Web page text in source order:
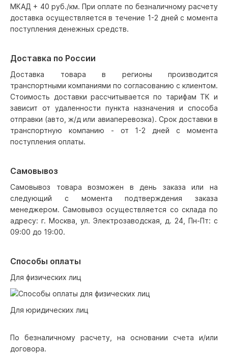
МКАД + 40 руб./км. При оплате по безналичному расчету
доставка осуществляется в течение 1-2 дней с момента
поступления денежных средств.
Доставка по России
Доставка товара в регионы производится
транспортными компаниями по согласованию с клиентом.
Стоимость доставки рассчитывается по тарифам ТК и
зависит от удаленности пункта назначения и способа
отправки (авто, ж/д или авиаперевозка). Срок доставки в
транспортную компанию - от 1-2 дней с момента
поступления оплаты.
Самовывоз
Самовывоз товара возможен в день заказа или на
следующий с момента подтверждения заказа
менеджером. Самовывоз осуществляется со склада по
адресу: г. Москва, ул. Электрозаводская, д. 24, Пн-Пт: с
09:00 до 19:00.
Способы оплаты
Для физических лиц
Для юридических лиц
По безналичному расчету, на основании счета и/или
договора.